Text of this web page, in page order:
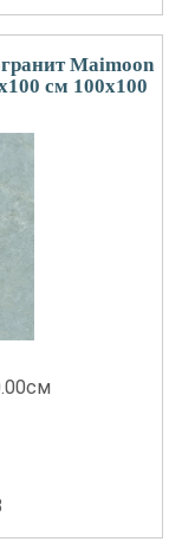
Maimoon
см 100x100